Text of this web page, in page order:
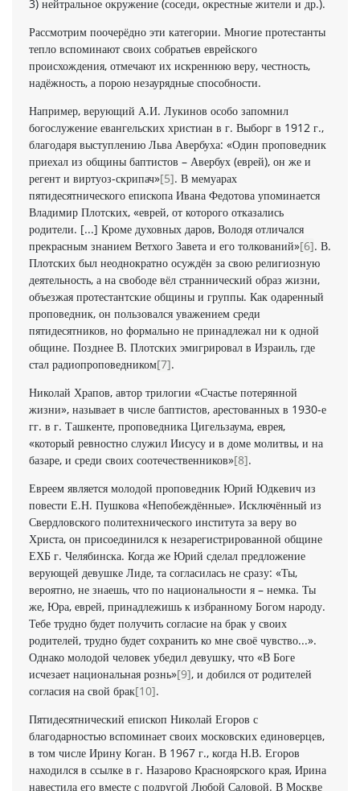
3) нейтральное окружение (соседи, окрестные жители и др.).
Рассмотрим поочерёдно эти категории. Многие протестанты
тепло вспоминают своих собратьев еврейского
происхождения, отмечают их искреннюю веру, честность,
надёжность, а порою незаурядные способности.
Например, верующий А.И. Лукинов особо запомнил
богослужение евангельских христиан в г. Выборг в 1912 г.,
благодаря выступлению Льва Авербуха: «Один проповедник
приехал из общины баптистов – Авербух (еврей), он же и
регент и виртуоз-скрипач»[5]. В мемуарах
пятидесятнического епископа Ивана Федотова упоминается
Владимир Плотских, «еврей, от которого отказались
родители. [...] Кроме духовных даров, Володя отличался
прекрасным знанием Ветхого Завета и его толкований»[6]. В.
Плотских был неоднократно осуждён за свою религиозную
деятельность, а на свободе вёл страннический образ жизни,
объезжая протестантские общины и группы. Как одаренный
проповедник, он пользовался уважением среди
пятидесятников, но формально не принадлежал ни к одной
общине. Позднее В. Плотских эмигрировал в Израиль, где
стал радиопроповедником[7].
Николай Храпов, автор трилогии «Счастье потерянной
жизни», называет в числе баптистов, арестованных в 1930-е
гг. в г. Ташкенте, проповедника Цигельзаума, еврея,
«который ревностно служил Иисусу и в доме молитвы, и на
базаре, и среди своих соотечественников»[8].
Евреем является молодой проповедник Юрий Юдкевич из
повести Е.Н. Пушкова «Непобеждённые». Исключённый из
Свердловского политехнического института за веру во
Христа, он присоединился к незарегистрированной общине
ЕХБ г. Челябинска. Когда же Юрий сделал предложение
верующей девушке Лиде, та согласилась не сразу: «Ты,
вероятно, не знаешь, что по национальности я – немка. Ты
же, Юра, еврей, принадлежишь к избранному Богом народу.
Тебе трудно будет получить согласие на брак у своих
родителей, трудно будет сохранить ко мне своё чувство...».
Однако молодой человек убедил девушку, что «В Боге
исчезает национальная рознь»[9], и добился от родителей
согласия на свой брак[10].
Пятидесятнический епископ Николай Егоров с
благодарностью вспоминает своих московских единоверцев,
в том числе Ирину Коган. В 1967 г., когда Н.В. Егоров
находился в ссылке в г. Назарово Красноярского края, Ирина
навестила его вместе с подругой Любой Саловой. В Москве